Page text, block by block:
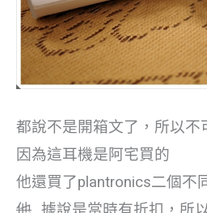
都說不是開箱文了，所以不
因為這耳機是阿宅買的
他還買了plantronics二個不